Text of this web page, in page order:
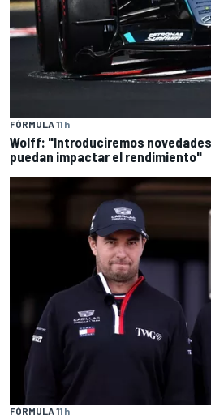
FÓRMULA 11 h
Wolff: "Introduciremos
puedan impactar el rendimiento"
FÓRMULA 11 h